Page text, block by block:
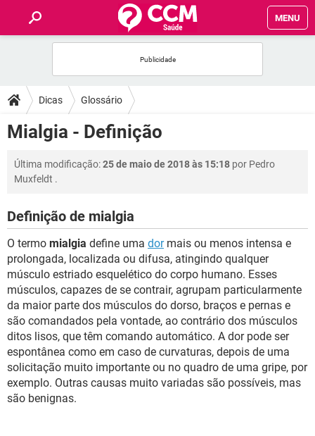
MENU
FÓRUM
SAÚDE
FAMÍLIA
SEXUALIDADE
GLOSSÁRIO
Dicas Glossário
Mialgia - Definição
Última modificação:25 de maio de 2018 às 15:18 por Pedro
Muxfeldt .
Definição de mialgia
O termo mialgia define uma dormais ou menos intensa e
prolongada, localizada ou difusa, atingindo qualquer
músculo estriado esquelético do corpo humano. Esses
músculos, capazes de se contrair, agrupam particularmente
da maior parte dos músculos do dorso, braços e pernas e
são comandados pela vontade, ao contrário dos músculos
ditos lisos, que têm comando automático. A dor pode ser
espontânea como em caso de curvaturas, depois de uma
solicitação muito importante ou no quadro de uma gripe, por
exemplo. Outras causas muito variadas são possíveis, mas
são benignas.